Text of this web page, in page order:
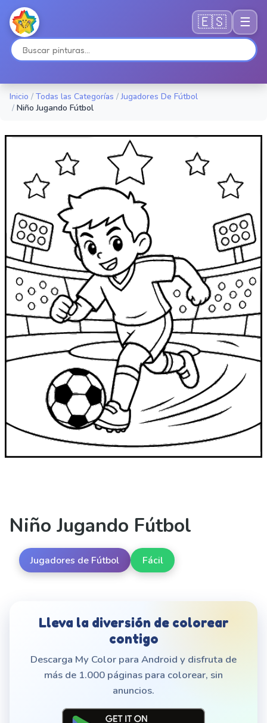
🇪🇸 ☰
Inicio / Todas las Categorías / Jugadores De Fútbol
/ Niño Jugando Fútbol
Niño Jugando Fútbol
Jugadores de Fútbol Fácil
Lleva la diversión de colorear
contigo
Descarga My Color para Android y disfruta de
más de 1.000 páginas para colorear, sin
anuncios.